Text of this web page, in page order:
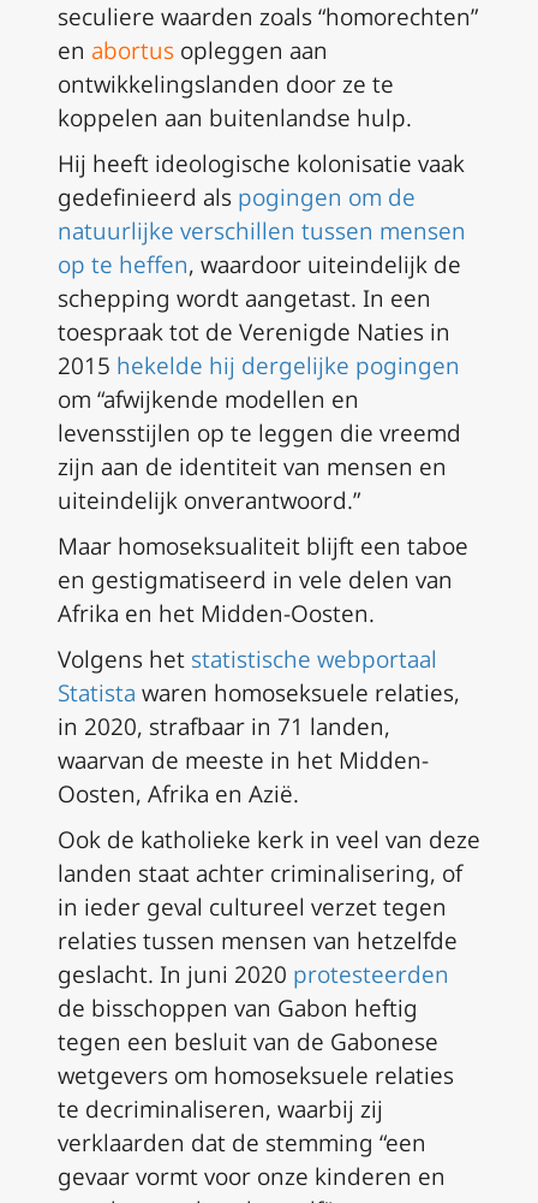
seculiere waarden zoals “homorechten”
en abortus opleggen aan
ontwikkelingslanden door ze te
koppelen aan buitenlandse hulp.
Hij heeft ideologische kolonisatie vaak
gedefinieerd als pogingen om de
natuurlijke verschillen tussen mensen
op te heffen, waardoor uiteindelijk de
schepping wordt aangetast. In een
toespraak tot de Verenigde Naties in
2015 hekelde hij dergelijke pogingen
om “afwijkende modellen en
levensstijlen op te leggen die vreemd
zijn aan de identiteit van mensen en
uiteindelijk onverantwoord.”
Maar homoseksualiteit blijft een taboe
en gestigmatiseerd in vele delen van
Afrika en het Midden-Oosten.
Volgens het statistische webportaal
Statista waren homoseksuele relaties,
in 2020, strafbaar in 71 landen,
waarvan de meeste in het Midden-
Oosten, Afrika en Azië.
Ook de katholieke kerk in veel van deze
landen staat achter criminalisering, of
in ieder geval cultureel verzet tegen
relaties tussen mensen van hetzelfde
geslacht. In juni 2020 protesteerden
de bisschoppen van Gabon heftig
tegen een besluit van de Gabonese
wetgevers om homoseksuele relaties
te decriminaliseren, waarbij zij
verklaarden dat de stemming “een
gevaar vormt voor onze kinderen en